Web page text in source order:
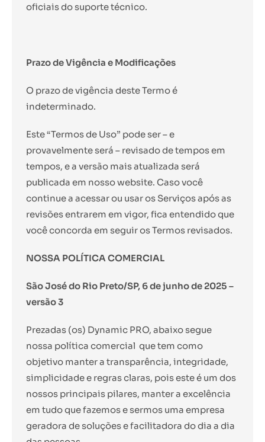
oficiais do suporte técnico.
Prazo de Vigência e Modificações
O prazo de vigência deste Termo é
indeterminado.
Este “Termos de Uso” pode ser – e
provavelmente será – revisado de tempos em
tempos, e a versão mais atualizada será
publicada em nosso website. Caso você
continue a acessar ou usar os Serviços após as
revisões entrarem em vigor, fica entendido que
você concorda em seguir os Termos revisados.
NOSSA POLÍTICA COMERCIAL
São José do Rio Preto/SP, 6 de junho de 2025 –
versão 3
Prezadas (os) Dynamic PRO, abaixo segue
nossa política comercial que tem como
objetivo manter a transparência, integridade,
simplicidade e regras claras, pois este é um dos
nossos principais pilares, manter a excelência
em tudo que fazemos e sermos uma empresa
geradora de soluções e facilitadora do dia a dia